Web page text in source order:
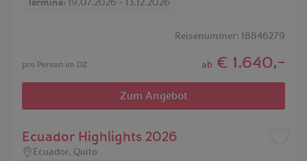
Termine: 19.07.2026 - 13.12.2026
Reisenummer: 18846279
pro Person im DZ ab € 1.640,-
Zum Angebot
Ecuador Highlights 2026
Ecuador, Quito